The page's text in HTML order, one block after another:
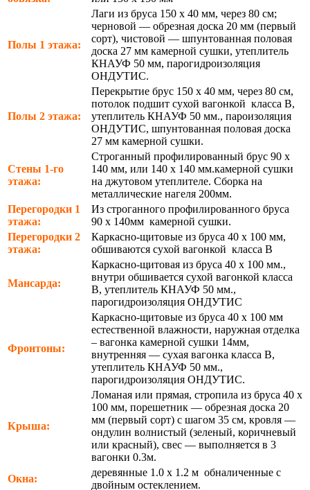
Полы 1 этажа:
Лаги из бруса 150 х 40 мм, через 80 см;
черновой — обрезная доска 20 мм (первый
сорт), чистовой — шпунтованная половая
доска 27 мм камерной сушки, утеплитель
КНАУФ 50 мм, парогидроизоляция
ОНДУТИС.
Полы 2 этажа:
Перекрытие брус 150 х 40 мм, через 80 см,
потолок подшит сухой вагонкой класса В,
утеплитель КНАУФ 50 мм., пароизоляция
ОНДУТИС, шпунтованная половая доска
27 мм камерной сушки.
Стены 1-го
этажа:
Строганный профилированный брус 90 х
140 мм, или 140 х 140 мм.камерной сушки
на джутовом утеплителе. Сборка на
металлические нагеля 200мм.
Перегородки 1
этажа:
Из строганного профилированного бруса
90 х 140мм камерной сушки.
Перегородки 2
этажа:
Каркасно-щитовые из бруса 40 х 100 мм,
обшиваются сухой вагонкой класса В
Мансарда:
Каркасно-щитовая из бруса 40 х 100 мм.,
внутри обшивается сухой вагонкой класса
В, утеплитель КНАУФ 50 мм.,
парогидроизоляция ОНДУТИС
Фронтоны:
Каркасно-щитовые из бруса 40 х 100 мм
естественной влажности, наружная отделка
– вагонка камерной сушки 14мм,
внутренняя — сухая вагонка класса В,
утеплитель КНАУФ 50 мм.,
парогидроизоляция ОНДУТИС.
Крыша:
Ломаная или прямая, стропила из бруса 40 х
100 мм, порешетник — обрезная доска 20
мм (первый сорт) с шагом 35 см, кровля —
ондулин волнистый (зеленый, коричневый
или красный), свес — выполняется в 3
вагонки 0.3м.
Окна:
деревянные 1.0 х 1.2 м обналиченные с
двойным остеклением.